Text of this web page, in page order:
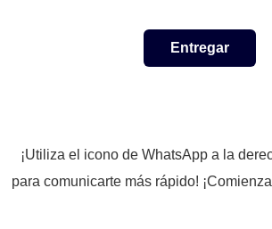
¡Utiliza el icono de WhatsApp a la
para comunicarte más rápido!